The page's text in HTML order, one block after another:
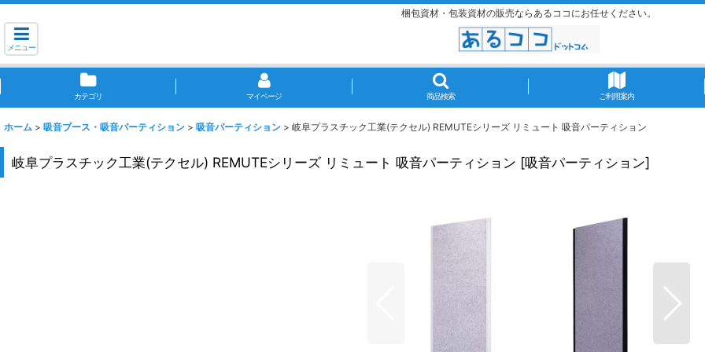
梱包資材・包装資材の販売ならあるココにお任せください。
メニュー
カテゴリ マイページ 商品検索 ご利用案内
ホーム > 吸音ブース・吸音パーティション > 吸音パーティション > 岐阜プラスチック工業(テクセル) REMUTEシリーズ リミュート 吸音パーティション
岐阜プラスチック工業(テクセル) REMUTEシリーズ リミュート 吸音パーティション [吸音パーティション]